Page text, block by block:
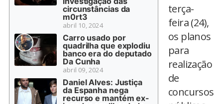
circunstâncias da
m0rt3
abril 10, 2024
Carro usado por
quadrilha que explodiu
banco era do deputado
Da Cunha
abril 09, 2024
Daniel Alves: Justiça
da Espanha nega
recurso e mantém ex-
terça-
feira (24),
os planos
para
realização
de
concursos